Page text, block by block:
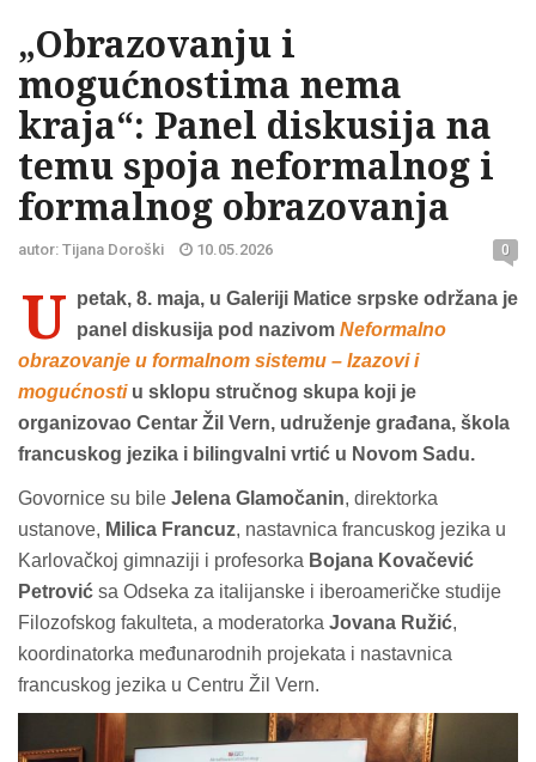
„Obrazovanju i
mogućnostima nema
kraja“: Panel diskusija na
temu spoja neformalnog i
formalnog obrazovanja
autor: Tijana Doroški 10.05.2026 0
U petak, 8. maja, u Galeriji Matice srpske održana je
panel diskusija pod nazivom Neformalno
obrazovanje u formalnom sistemu – Izazovi i
mogućnosti u sklopu stručnog skupa koji je
organizovao Centar Žil Vern, udruženje građana, škola
francuskog jezika i bilingvalni vrtić u Novom Sadu.
Govornice su bile Jelena Glamočanin, direktorka
ustanove, Milica Francuz, nastavnica francuskog jezika u
Karlovačkoj gimnaziji i profesorka Bojana Kovačević
Petrović sa Odseka za italijanske i iberoameričke studije
Filozofskog fakulteta, a moderatorka Jovana Ružić,
koordinatorka međunarodnih projekata i nastavnica
francuskog jezika u Centru Žil Vern.